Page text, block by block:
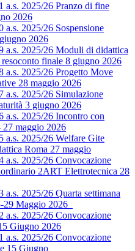
a.s. 2025/26 Pranzo di fine
2026
a.s. 2025/26 Sospensione
2026
a.s. 2025/26 Moduli di didattica
finale 8 giugno 2026
a.s. 2025/26 Progetto Move
28 maggio 2026
a.s. 2025/26 Simulazione
3 giugno 2026
a.s. 2025/26 Incontro con
27 maggio 2026
a.s. 2025/26 Welfare Gite
Roma 27 maggio
a.s. 2025/26 Convocazione
2ART Elettrotecnica 28
a.s. 2025/26 Quarta settimana
29 Maggio 2026
a.s. 2025/26 Convocazione
Giugno 2026
a.s. 2025/26 Convocazione
15 Giugno